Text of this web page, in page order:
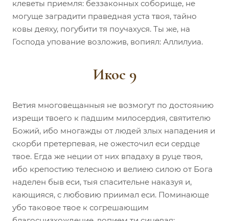
клеветы приемля: беззаконных соборище, не
могуще заградити праведная уста твоя, тайно
ковы деяху, погубити тя поучахуся. Ты же, на
Господа упование возложив, вопиял: Аллилуиа.
Икос 9
Ветия многовещанныя не возмогут по достоянию
изрещи твоего к падшим милосердия, святителю
Божий, ибо многажды от людей злых нападения и
скорби претерпевая, не ожесточил еси сердце
твое. Егда же неции от них впадаху в руце твоя,
ибо крепостию телесною и велиею силою от Бога
наделен быв еси, тыя спасительне наказуя и,
кающияся, с любовию приимал еси. Поминающе
убо таковое твое к согрешающим